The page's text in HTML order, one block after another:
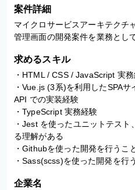
案件詳細
マイクロサービスアーキテクチ
管理画面の開発案件を業務とし
求めるスキル
・HTML / CSS / JavaScript 実
・Vue.js (3系)を利用したSPA
API での実装経験
・TypeScript 実務経験
・Jest を使ったユニットテス
る理解がある
・Githubを使った開発を行うこ
・Sass(scss)を使った開発を行
企業名